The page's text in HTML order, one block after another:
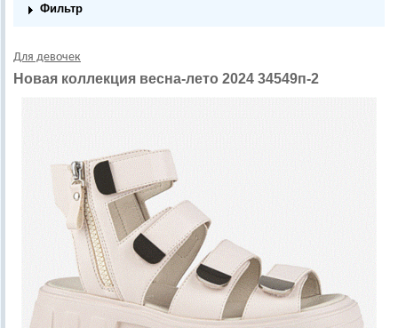
Фильтр
Для девочек
Новая коллекция весна-лето 2024 34549п-2